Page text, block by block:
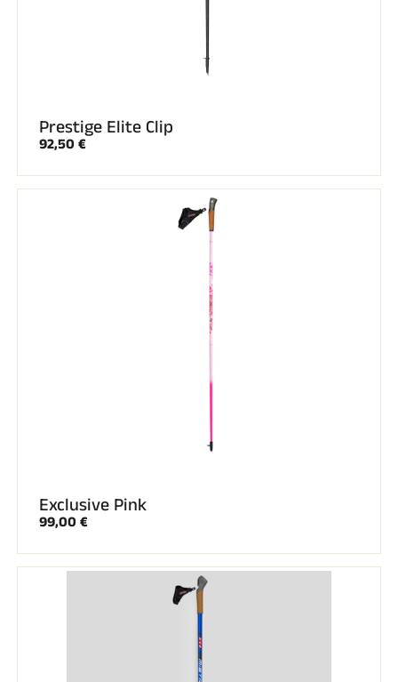
Prestige Elite Clip
92,50 €
Exclusive Pink
99,00 €